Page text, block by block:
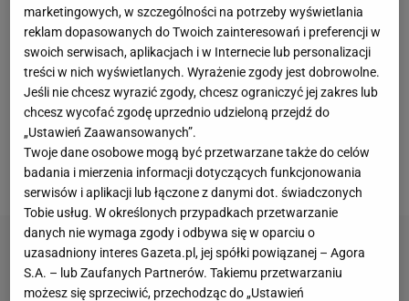
Iga Świąteknie powtórzy niestety sukcesu z
poprzedniego roku i nie wygra wielkoszlemowego
Roland Garros. Przynajmniej w singlu.Polka
zakończyła swój udział w tegorocznej edycjiturnieju
na ćwierćfinale. Na tym etapie lepsza okazała się
Greczynka Maria Sakkari (18.WTA), która wygrała z
polską tenisistką 6:4, 6:4.
marketingowych, w szczególności na potrzeby wyświetlania
reklam dopasowanych do Twoich zainteresowań i preferencji w
swoich serwisach, aplikacjach i w Internecie lub personalizacji
treści w nich wyświetlanych. Wyrażenie zgody jest dobrowolne.
Jeśli nie chcesz wyrazić zgody, chcesz ograniczyć jej zakres lub
chcesz wycofać zgodę uprzednio udzieloną przejdź do
„Ustawień Zaawansowanych”.
Twoje dane osobowe mogą być przetwarzane także do celów
badania i mierzenia informacji dotyczących funkcjonowania
serwisów i aplikacji lub łączone z danymi dot. świadczonych
Tobie usług. W określonych przypadkach przetwarzanie
danych nie wymaga zgody i odbywa się w oparciu o
uzasadniony interes Gazeta.pl, jej spółki powiązanej – Agora
S.A. – lub Zaufanych Partnerów. Takiemu przetwarzaniu
możesz się sprzeciwić, przechodząc do „Ustawień